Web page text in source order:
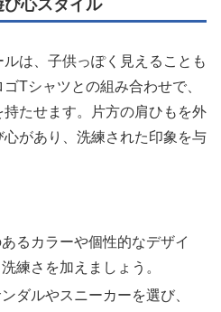
心スタイル
は、子供っぽく見えることも
Tシャツとの組み合わせで、
たせます。片方の肩ひもを外
があり、洗練された印象を与
るカラーや個性的なデザイ
練さを加えましょう。
ダルやスニーカーを選び、